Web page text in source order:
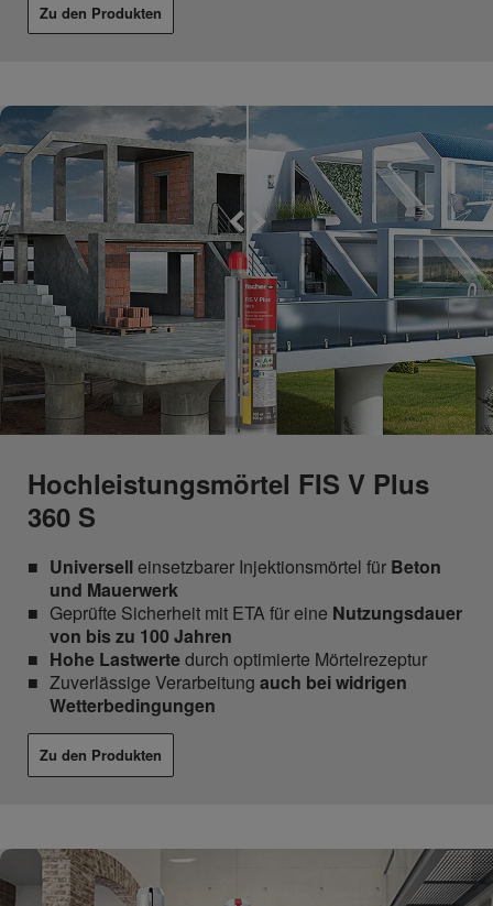
Zu den Produkten
Hochleistungsmörtel FIS V Plus
360 S
Universelleinsetzbarer Injektionsmörtel für Beton
und Mauerwerk
Geprüfte Sicherheit mit ETA für eine Nutzungsdauer
von bis zu 100 Jahren
Hohe Lastwertedurch optimierte Mörtelrezeptur
Zuverlässige Verarbeitung auch bei widrigen
Wetterbedingungen
Zu den Produkten